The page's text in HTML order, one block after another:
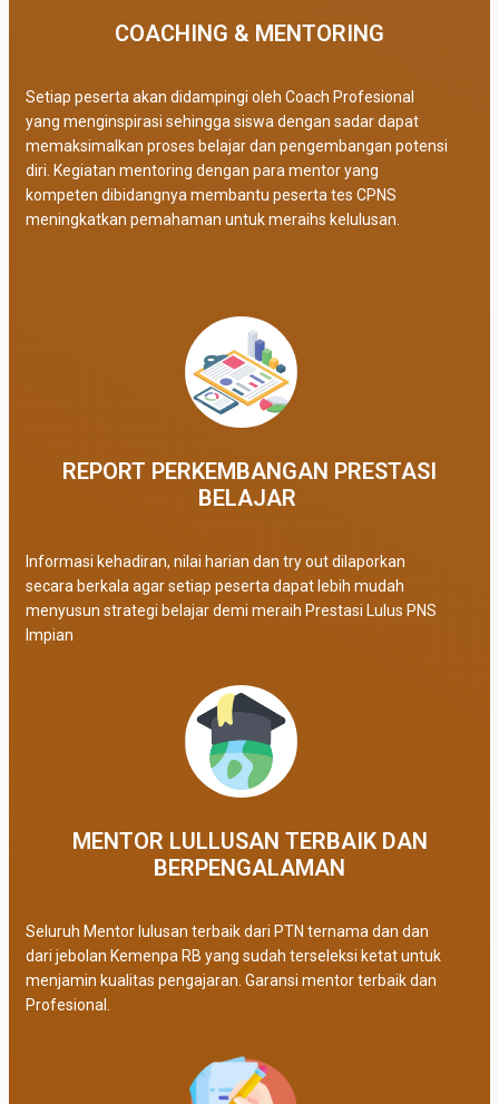
COACHING & MENTORING
Setiap peserta akan didampingi oleh Coach Profesional
yang menginspirasi sehingga siswa dengan sadar dapat
memaksimalkan proses belajar dan pengembangan potensi
diri. Kegiatan mentoring dengan para mentor yang
kompeten dibidangnya membantu peserta tes CPNS
meningkatkan pemahaman untuk meraihs kelulusan.
REPORT PERKEMBANGAN PRESTASI
BELAJAR ​
Informasi kehadiran, nilai harian dan try out dilaporkan
secara berkala agar setiap peserta dapat lebih mudah
menyusun strategi belajar demi meraih Prestasi Lulus PNS
Impian
MENTOR LULLUSAN TERBAIK DAN
BERPENGALAMAN
Seluruh Mentor lulusan terbaik dari PTN ternama dan dan
dari jebolan Kemenpa RB yang sudah terseleksi ketat untuk
menjamin kualitas pengajaran. Garansi mentor terbaik dan
Profesional.